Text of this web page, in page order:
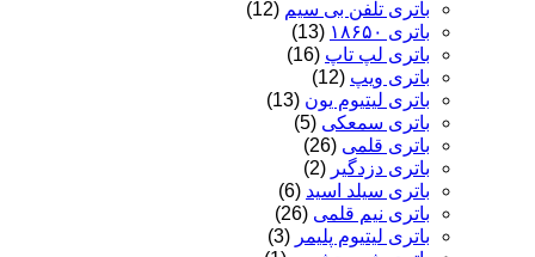
باتری تلفن بی سیم (12)
باتری ۱۸۶۵۰
(13)
باتری لپ تاپ (16)
باتری ویپ (12)
باتری لیتیوم یون (13)
باتری سمعکی (5)
باتری قلمی (26)
باتری دزدگیر (2)
باتری سیلد اسید (6)
باتری نیم قلمی (26)
باتری لیتیوم پلیمر (3)